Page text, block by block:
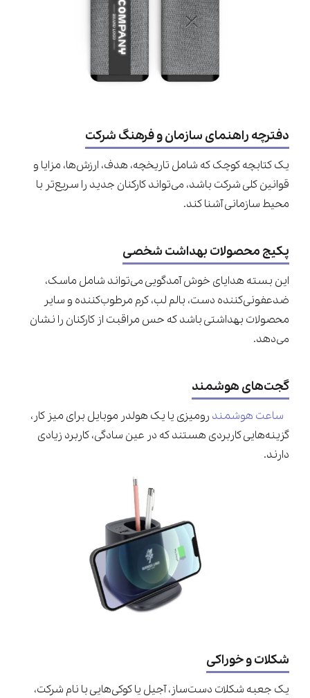
دفترچه راهنمای سازمان و فرهنگ شرکت
یک کتابچه‌ کوچک که شامل تاریخچه، هدف، ارزش‌ها، مزایا و
قوانین کلی شرکت باشد، می‌تواند کارکنان جدید را سریع‌تر با
محیط سازمانی آشنا کند.
پکیج محصولات بهداشت شخصی
این بسته هدایای خوش آمدگویی می‌تواند شامل ماسک،
ضدعفونی‌کننده دست، بالم لب، کرم مرطوب‌کننده و سایر
محصولات بهداشتی باشد که حس مراقبت از کارکنان را نشان
می‌دهد.
گجت‌های هوشمند
ساعت هوشمند رومیزی یا یک هولدر موبایل برای میز کار،
گزینه‌هایی کاربردی هستند که در عین سادگی، کاربرد زیادی
دارند.
شکلات و خوراکی‌
یک جعبه شکلات دست‌ساز، آجیل یا کوکی‌هایی با نام شرکت،